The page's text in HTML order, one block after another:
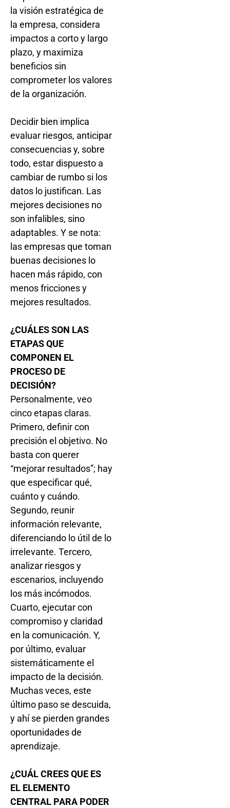
la visión estratégica de
la empresa, considera
impactos a corto y largo
plazo, y maximiza
beneficios sin
comprometer los valores
de la organización.
Decidir bien implica
evaluar riesgos, anticipar
consecuencias y, sobre
todo, estar dispuesto a
cambiar de rumbo si los
datos lo justifican. Las
mejores decisiones no
son infalibles, sino
adaptables. Y se nota:
las empresas que toman
buenas decisiones lo
hacen más rápido, con
menos fricciones y
mejores resultados.
¿CUÁLES SON LAS
ETAPAS QUE
COMPONEN EL
PROCESO DE
DECISIÓN?
Personalmente, veo
cinco etapas claras.
Primero, definir con
precisión el objetivo. No
basta con querer
“mejorar resultados”; hay
que especificar qué,
cuánto y cuándo.
Segundo, reunir
información relevante,
diferenciando lo útil de lo
irrelevante. Tercero,
analizar riesgos y
escenarios, incluyendo
los más incómodos.
Cuarto, ejecutar con
compromiso y claridad
en la comunicación. Y,
por último, evaluar
sistemáticamente el
impacto de la decisión.
Muchas veces, este
último paso se descuida,
y ahí se pierden grandes
oportunidades de
aprendizaje.
¿CUÁL CREES QUE ES
EL ELEMENTO
CENTRAL PARA PODER